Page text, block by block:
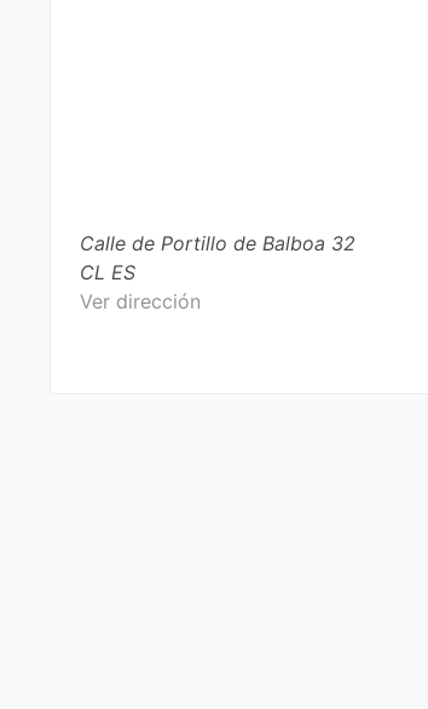
Calle de Portillo de Balboa 32
CL ES
Ver dirección